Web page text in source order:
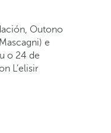
Outono
e
o 24 de
L’elisir